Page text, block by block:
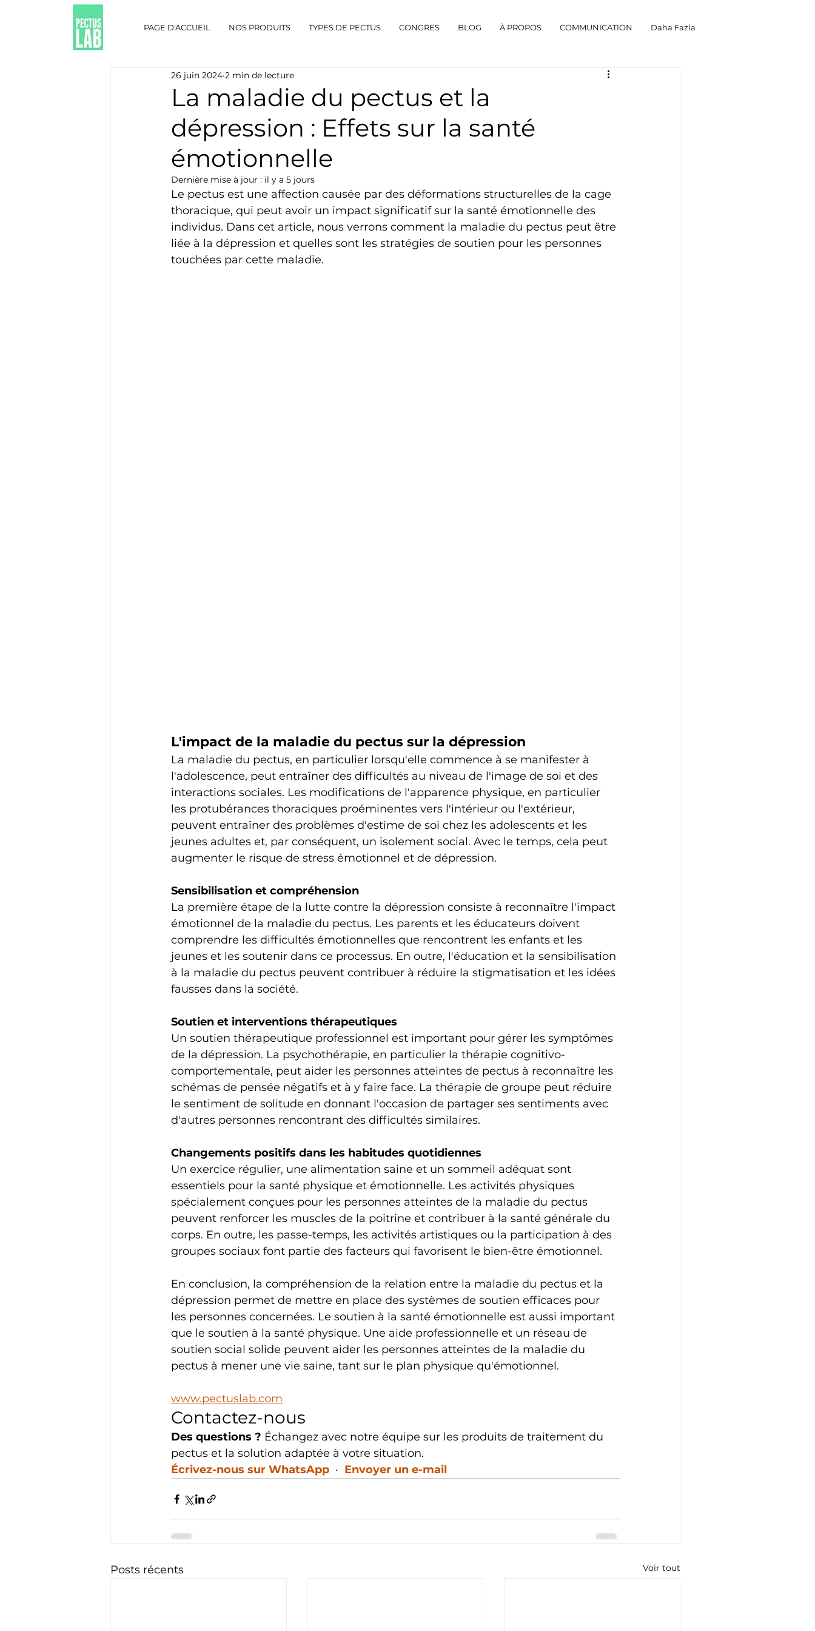
PAGE D'ACCUEIL NOS PRODUITS TYPES DE PECTUS CONGRES BLOG À PROPOS COMMUNICATION Daha Fazla
La maladie du pectus et la
dépression : Effets sur la santé
émotionnelle
26 juin 2024 2 min de lecture
Dernière mise à jour : il y a 5 jours
Le pectus est une affection causée par des déformations structurelles de la cage
thoracique, qui peut avoir un impact significatif sur la santé émotionnelle des
individus. Dans cet article, nous verrons comment la maladie du pectus peut être
liée à la dépression et quelles sont les stratégies de soutien pour les personnes
touchées par cette maladie.
L'impact de la maladie du pectus sur la dépression
La maladie du pectus, en particulier lorsqu'elle commence à se manifester à
l'adolescence, peut entraîner des difficultés au niveau de l'image de soi et des
interactions sociales. Les modifications de l'apparence physique, en particulier
les protubérances thoraciques proéminentes vers l'intérieur ou l'extérieur,
peuvent entraîner des problèmes d'estime de soi chez les adolescents et les
jeunes adultes et, par conséquent, un isolement social. Avec le temps, cela peut
augmenter le risque de stress émotionnel et de dépression.
Sensibilisation et compréhension
La première étape de la lutte contre la dépression consiste à reconnaître l'impact
émotionnel de la maladie du pectus. Les parents et les éducateurs doivent
comprendre les difficultés émotionnelles que rencontrent les enfants et les
jeunes et les soutenir dans ce processus. En outre, l'éducation et la sensibilisation
à la maladie du pectus peuvent contribuer à réduire la stigmatisation et les idées
fausses dans la société.
Soutien et interventions thérapeutiques
Un soutien thérapeutique professionnel est important pour gérer les symptômes
de la dépression. La psychothérapie, en particulier la thérapie cognitivo-
comportementale, peut aider les personnes atteintes de pectus à reconnaître les
schémas de pensée négatifs et à y faire face. La thérapie de groupe peut réduire
le sentiment de solitude en donnant l'occasion de partager ses sentiments avec
d'autres personnes rencontrant des difficultés similaires.
Changements positifs dans les habitudes quotidiennes
Un exercice régulier, une alimentation saine et un sommeil adéquat sont
essentiels pour la santé physique et émotionnelle. Les activités physiques
spécialement conçues pour les personnes atteintes de la maladie du pectus
peuvent renforcer les muscles de la poitrine et contribuer à la santé générale du
corps. En outre, les passe-temps, les activités artistiques ou la participation à des
groupes sociaux font partie des facteurs qui favorisent le bien-être émotionnel.
En conclusion, la compréhension de la relation entre la maladie du pectus et la
dépression permet de mettre en place des systèmes de soutien efficaces pour
les personnes concernées. Le soutien à la santé émotionnelle est aussi important
que le soutien à la santé physique. Une aide professionnelle et un réseau de
soutien social solide peuvent aider les personnes atteintes de la maladie du
pectus à mener une vie saine, tant sur le plan physique qu'émotionnel.
www.pectuslab.com
Contactez-nous
Des questions ? Échangez avec notre équipe sur les produits de traitement du
pectus et la solution adaptée à votre situation.
Écrivez-nous sur WhatsApp
  ·
Envoyer un e-mail
Posts récents Voir tout